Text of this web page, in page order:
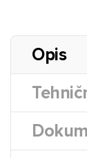
Opis